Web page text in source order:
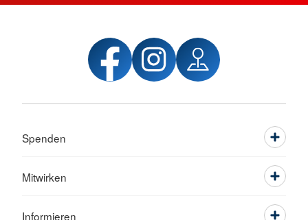
Spenden
Mitwirken
Informieren